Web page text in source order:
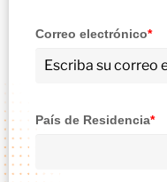
Correo electrónico*
País de Residencia*